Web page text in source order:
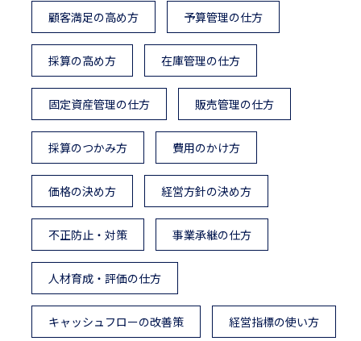
顧客満足の高め方 予算管理の仕方
採算の高め方 在庫管理の仕方
固定資産管理の仕方 販売管理の仕方
採算のつかみ方 費用のかけ方
価格の決め方 経営方針の決め方
不正防止・対策 事業承継の仕方
人材育成・評価の仕方
キャッシュフローの改善策 経営指標の使い方